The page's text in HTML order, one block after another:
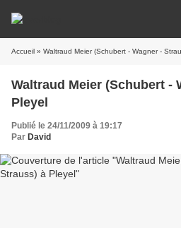
Accueil » Waltraud Meier (Schubert - Wagner -
Waltraud Meier (Schubert -
Pleyel
Publié le 24/11/2009 à 19:17
Par David